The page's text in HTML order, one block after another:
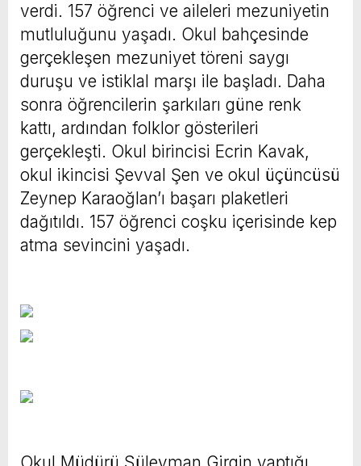
verdi. 157 öğrenci ve aileleri mezuniyetin
mutluluğunu yaşadı. Okul bahçesinde
gerçekleşen mezuniyet töreni saygı
duruşu ve istiklal marşı ile başladı. Daha
sonra öğrencilerin şarkıları güne renk
kattı, ardından folklor gösterileri
gerçekleşti. Okul birincisi Ecrin Kavak,
okul ikincisi Şevval Şen ve okul üçüncüsü
Zeynep Karaoğlan’ı başarı plaketleri
dağıtıldı. 157 öğrenci coşku içerisinde kep
atma sevincini yaşadı.